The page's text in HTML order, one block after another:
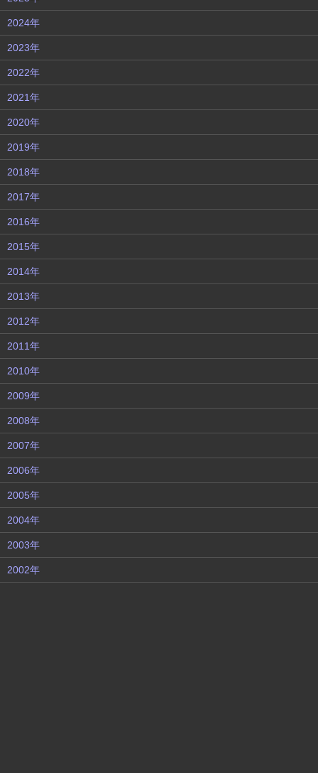
2024年
2023年
2022年
2021年
2020年
2019年
2018年
2017年
2016年
2015年
2014年
2013年
2012年
2011年
2010年
2009年
2008年
2007年
2006年
2005年
2004年
2003年
2002年